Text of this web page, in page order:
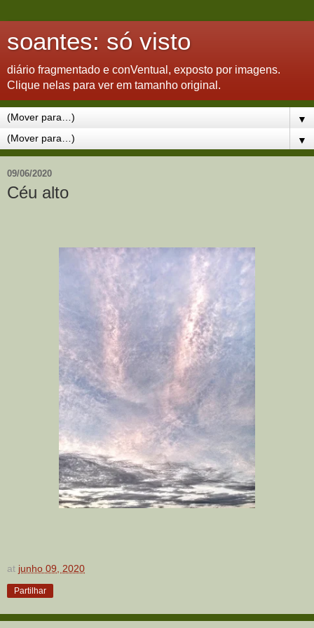
soantes: só visto
diário fragmentado e conVentual, exposto por imagens.
Clique nelas para ver em tamanho original.
▼
▼
09/06/2020
Céu alto
at junho 09, 2020
Partilhar